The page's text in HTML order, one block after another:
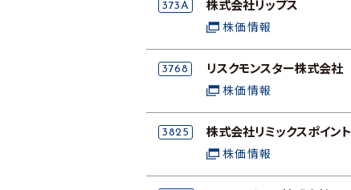
373A 株式会社リップス
株価情報
3768 リスクモンスター株式会社
株価情報
3825 株式会社リミックスポイント
株価情報